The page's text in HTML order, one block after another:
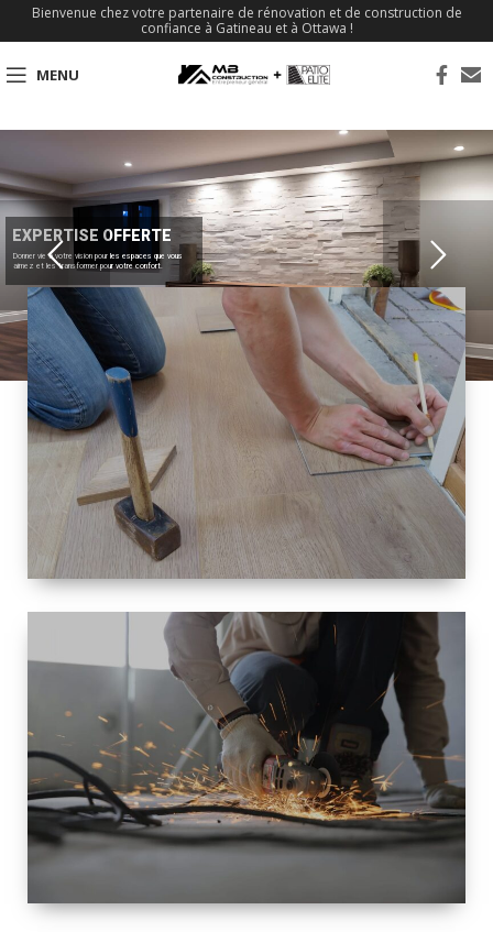
Bienvenue chez votre partenaire de rénovation et de construction de
confiance à Gatineau et à Ottawa !
MENU
EXPERTISE OFFERTE
Donner vie à votre vision pour les espaces que vous
aimez et les transformer pour votre confort.
TAILLE
PETITE À
GRANDE
RÉNOVATION